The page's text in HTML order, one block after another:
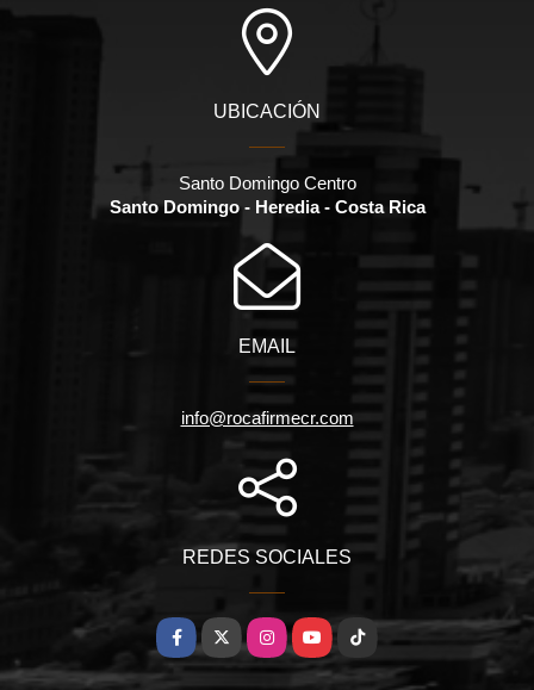
UBICACIÓN
Santo Domingo Centro
Santo Domingo - Heredia - Costa Rica
EMAIL
info@rocafirmecr.com
REDES SOCIALES
Facebook
X InstagramYouTubeTikTok